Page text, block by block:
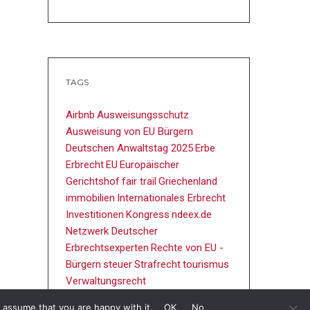
TAGS
Airbnb Ausweisungsschutz
Ausweisung von EU Bürgern
Deutschen Anwaltstag 2025Erbe
ErbrechtEU Europäischer
Gerichtshoffair trail Griechenland
immobilien Internationales Erbrecht
Investitionen Kongress ndeex.de
Netzwerk Deutscher
Erbrechtsexperten Rechte von EU -
Bürgern steuerStrafrechttourismus
Verwaltungsrecht
that you are happy with it. OK No